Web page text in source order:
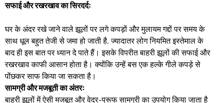
सफाई और रखरखाव का सिरदर्दः
​घर के अंदर रखे जाने वाले झूलों पर लगे कपड़ों और मुलायम गद्दों पर समय के
साथ धूल बहुत तेजी से जमा हो जाती है. ज्यादातर लोग नियमित इस्तेमाल के
बाद ही इस बात पर ध्यान दे पाते हैं। इसके विपरीत बाहरी झूलों की सफाई और
रखरखाव काफी आसान होता है। क्योंकि उन्हें बस एक हल्के गीले कपड़े से
पोंछकर साफ किया जा सकता है। ​
सामग्री और मजबूती का अंतरः ​
बाहरी झूलों में ऐसी मजबूत और वेदर-प्रूफ सामग्री का उपयोग किया जाता है